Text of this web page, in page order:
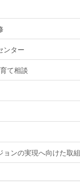
ンター
て相談
ョンの実現へ向けた取組